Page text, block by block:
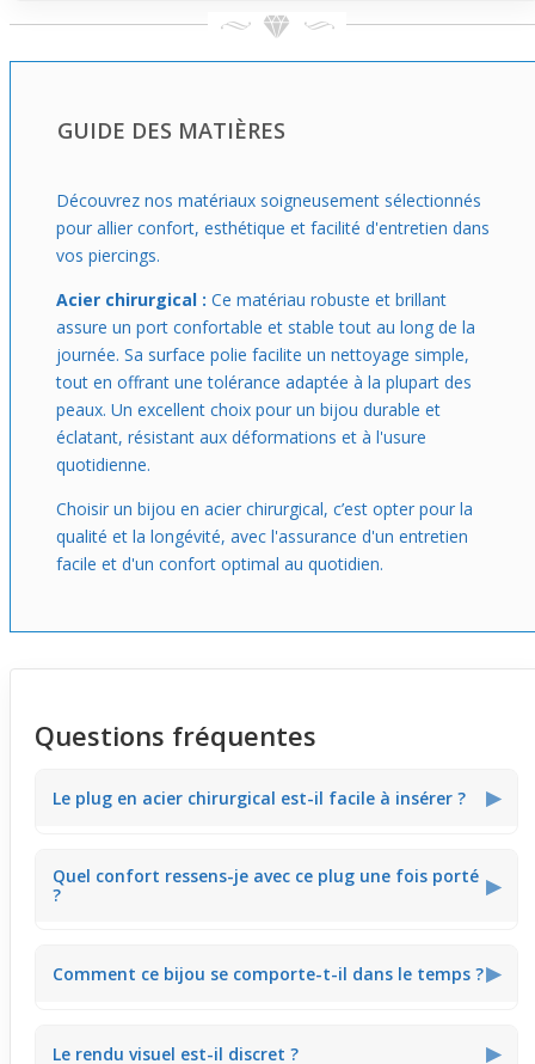
léger.
Grâce à son maintien sûr, tu peux le garder toute la
piercingpour un effet juste comme tu veux.
GUIDE DES MATIÈRES
Découvrez nos matériaux soigneusement sélectionnés
pour allier confort, esthétique et facilité d'entretien dans
vos piercings.
Acier chirurgical : Ce matériau robuste et brillant
assure un port confortable et stable tout au long de la
journée. Sa surface polie facilite un nettoyage simple,
tout en offrant une tolérance adaptée à la plupart des
peaux. Un excellent choix pour un bijou durable et
éclatant, résistant aux déformations et à l'usure
quotidienne.
Choisir un bijou en acier chirurgical, c’est opter pour la
qualité et la longévité, avec l'assurance d'un entretien
facile et d'un confort optimal au quotidien.
Questions fréquentes
Le plug en acier chirurgical est-il facile à insérer ? ▶
assurent une mise en place aisée et un maintien
confortable.
Quel confort ressens-je avec ce plug une fois porté
?
▶
lisse et l’anneau silicone qui évite toute irritation, adapté
Comment ce bijou se comporte-t-il dans le temps ?▶
à l’usure quotidienne tout en conservant son aspect mat
Le rendu visuel est-il discret ? ▶